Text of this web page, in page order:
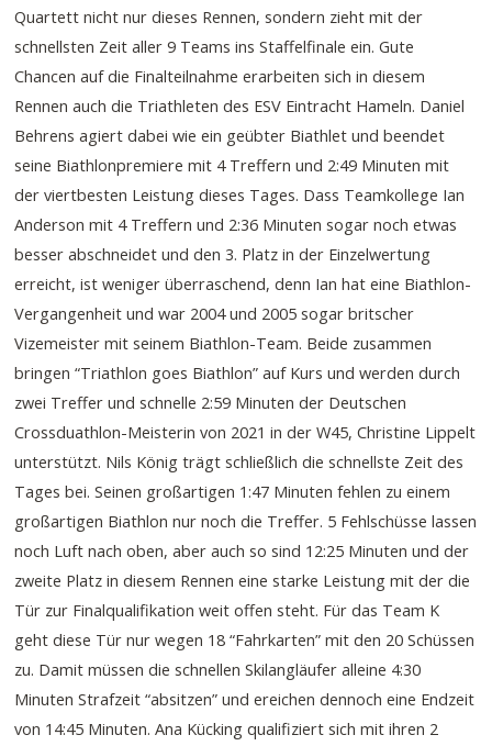
Quartett nicht nur dieses Rennen, sondern zieht mit der
schnellsten Zeit aller 9 Teams ins Staffelfinale ein. Gute
Chancen auf die Finalteilnahme erarbeiten sich in diesem
Rennen auch die Triathleten des ESV Eintracht Hameln. Daniel
Behrens agiert dabei wie ein geübter Biathlet und beendet
seine Biathlonpremiere mit 4 Treffern und 2:49 Minuten mit
der viertbesten Leistung dieses Tages. Dass Teamkollege Ian
Anderson mit 4 Treffern und 2:36 Minuten sogar noch etwas
besser abschneidet und den 3. Platz in der Einzelwertung
erreicht, ist weniger überraschend, denn Ian hat eine Biathlon-
Vergangenheit und war 2004 und 2005 sogar britscher
Vizemeister mit seinem Biathlon-Team. Beide zusammen
bringen “Triathlon goes Biathlon” auf Kurs und werden durch
zwei Treffer und schnelle 2:59 Minuten der Deutschen
Crossduathlon-Meisterin von 2021 in der W45, Christine Lippelt
unterstützt. Nils König trägt schließlich die schnellste Zeit des
Tages bei. Seinen großartigen 1:47 Minuten fehlen zu einem
großartigen Biathlon nur noch die Treffer. 5 Fehlschüsse lassen
noch Luft nach oben, aber auch so sind 12:25 Minuten und der
zweite Platz in diesem Rennen eine starke Leistung mit der die
Tür zur Finalqualifikation weit offen steht. Für das Team K
geht diese Tür nur wegen 18 “Fahrkarten” mit den 20 Schüssen
zu. Damit müssen die schnellen Skilangläufer alleine 4:30
Minuten Strafzeit “absitzen” und ereichen dennoch eine Endzeit
von 14:45 Minuten. Ana Kücking qualifiziert sich mit ihren 2